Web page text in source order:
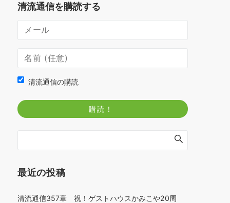
清流通信を購読する
清流通信の購読
最近の投稿
清流通信357章 祝！ゲストハウスかみこや20周